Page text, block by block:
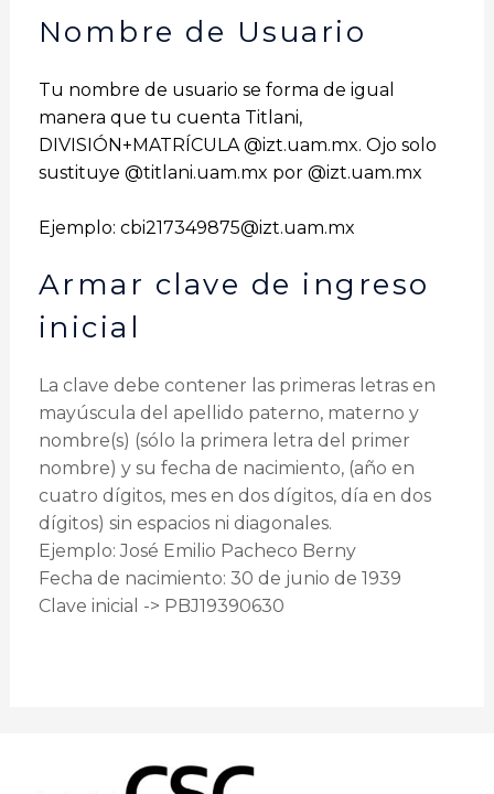
Nombre de Usuario
Tu nombre de usuario se forma de igual
manera que tu cuenta Titlani,
DIVISIÓN+MATRÍCULA @izt.uam.mx. Ojo solo
sustituye @titlani.uam.mx por @izt.uam.mx
Ejemplo: cbi217349875@izt.uam.mx
Armar clave de ingreso
inicial
La clave debe contener las primeras letras en
mayúscula del apellido paterno, materno y
nombre(s) (sólo la primera letra del primer
nombre) y su fecha de nacimiento, (año en
cuatro dígitos, mes en dos dígitos, día en dos
dígitos) sin espacios ni diagonales.
Ejemplo: José Emilio Pacheco Berny
Fecha de nacimiento: 30 de junio de 1939
Clave inicial -> PBJ19390630